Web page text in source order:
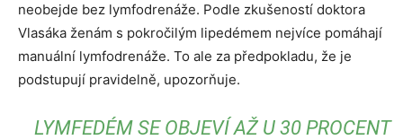
neobejde bez lymfodrenáže. Podle zkušeností doktora
Vlasáka ženám s pokročilým lipedémem nejvíce pomáhají
manuální lymfodrenáže. To ale za předpokladu, že je
podstupují pravidelně, upozorňuje.
LYMFEDÉM SE OBJEVÍ AŽ U 30 PROCENT